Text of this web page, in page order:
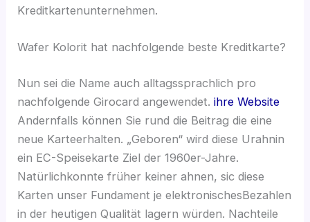
Kreditkartenunternehmen.
Wafer Kolorit hat nachfolgende beste Kreditkarte?
Nun sei die Name auch alltagssprachlich pro
nachfolgende Girocard angewendet.ihre Website
Andernfalls können Sie rund die Beitrag die eine
neue Karteerhalten. „Geboren“ wird diese Urahnin
ein EC-Speisekarte Ziel der 1960er-Jahre.
Natürlichkonnte früher keiner ahnen, sic diese
Karten unser Fundament je elektronischesBezahlen
in der heutigen Qualität lagern würden. Nachteile